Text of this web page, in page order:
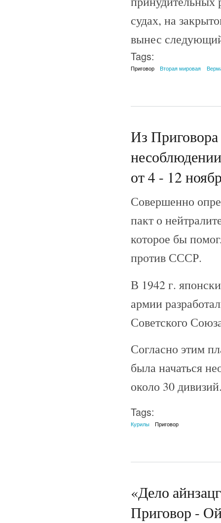
судах, на
вынес
Tags:
Приговор Вторая мировая
Из Приговора
от 4 - 12
Совершенно
пакт о
которое бы
против СССР.
В 1942 г.
армии
Советского
Согласно этим
была начаться
около 30
Tags:
Курилы Приговор
«Дело
Приговор -